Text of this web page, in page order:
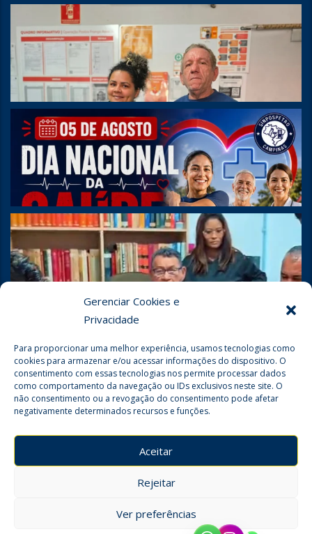
Gerenciar Cookies e
Privacidade
Para proporcionar uma melhor experiência, usamos tecnologias como
cookies para armazenar e/ou acessar informações do dispositivo. O
consentimento com essas tecnologias nos permite processar dados
como comportamento da navegação ou IDs exclusivos neste site. O
não consentimento ou a revogação do consentimento pode afetar
negativamente determinados recursos e funções.
Aceitar
Rejeitar
Ver preferências
Seguir no Instagram